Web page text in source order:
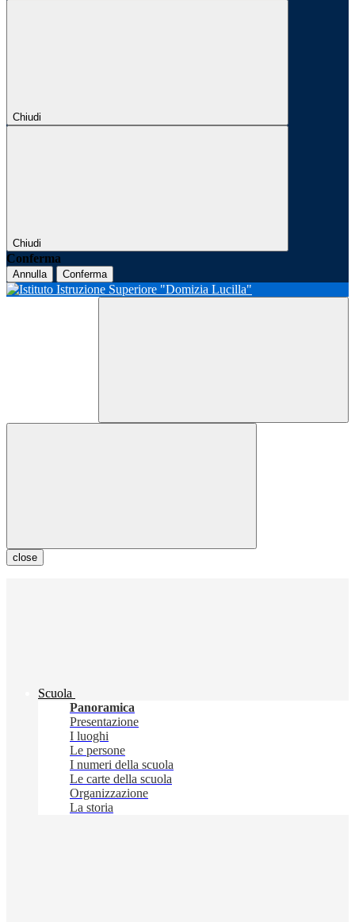
Chiudi
Chiudi
Conferma
Annulla Conferma
close
Scuola
Panoramica
Presentazione
I luoghi
Le persone
I numeri della scuola
Le carte della scuola
Organizzazione
La storia